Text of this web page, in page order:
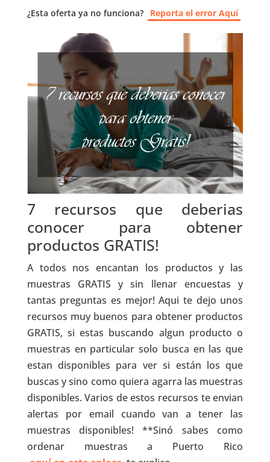
¿Esta oferta ya no funciona? Reporta el error Aquí
7 recursos que deberias
conocer para obtener
productos GRATIS!
A todos nos encantan los productos y las
muestras GRATIS y sin llenar encuestas y
tantas preguntas es mejor! Aqui te dejo unos
recursos muy buenos para obtener productos
GRATIS, si estas buscando algun producto o
muestras en particular solo busca en las que
estan disponibles para ver si están los que
buscas y sino como quiera agarra las muestras
disponibles. Varios de estos recursos te envian
alertas por email cuando van a tener las
muestras disponibles! **Sinó sabes como
ordenar muestras a Puerto Rico